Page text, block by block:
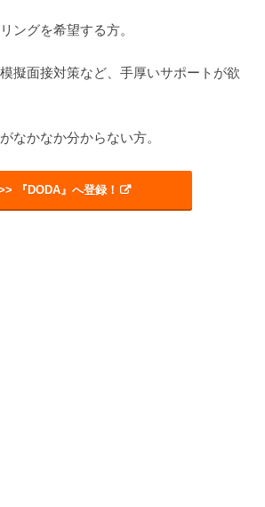
ングを希望する方。
擬面接対策など、手厚いサポートが欲
なかなか分からない方。
『DODA』へ登録！